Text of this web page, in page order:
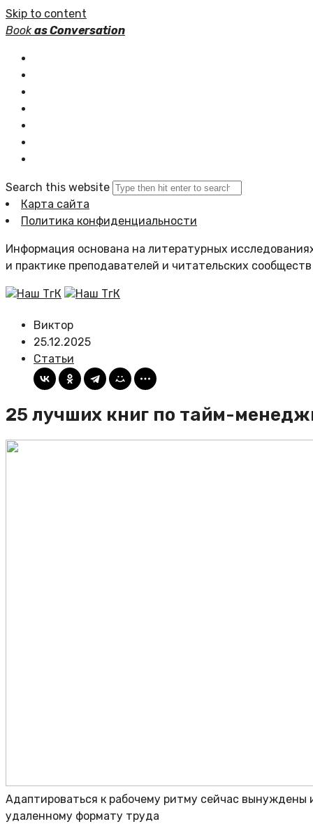
Skip to content
Bookas Conversation
Search this website
Карта сайта
Политика конфиденциальности
Информация основана на литературных
и практике преподавателей и читательских сообществ
Наш ТгК Наш ТгК
Виктор
25.12.2025
Статьи
25 лучших книг по тайм-
Адаптироваться к рабочему ритму сейчас
удаленному формату труда